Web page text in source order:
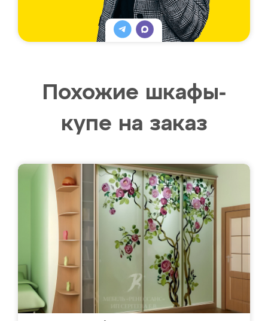
Похожие шкафы-
купе на заказ